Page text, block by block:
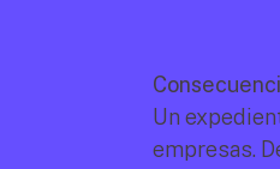
Un
empresas.